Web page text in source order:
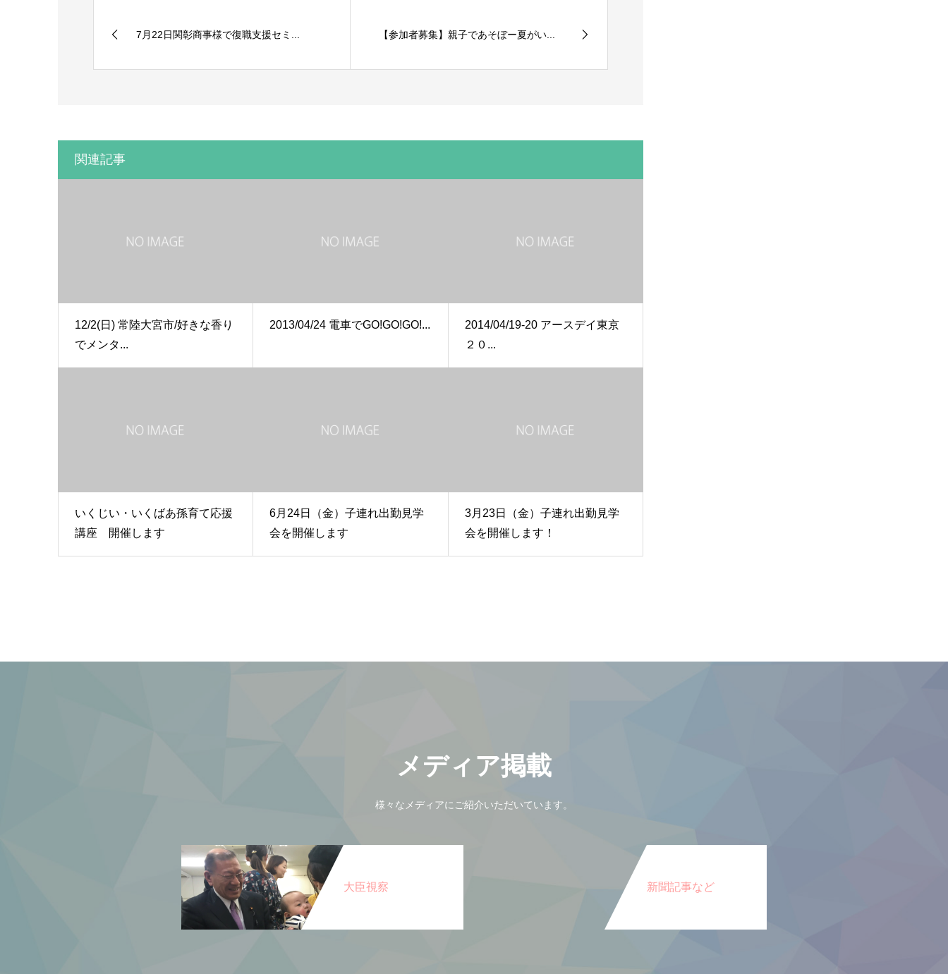
7月22日関彰商事様で復職支援セミ... 【参加者募集】親子であそぼー夏がい...
関連記事
12/2(日) 常陸大宮市/好きな香り
でメンタ...
2013/04/24 電車でGO!GO!GO!...
2014/04/19-20 アースデイ東京
２０...
いくじい・いくばあ孫育て応援
講座 開催します
6月24日（金）子連れ出勤見学
会を開催します
3月23日（金）子連れ出勤見学
会を開催します！
メディア掲載
様々なメディアにご紹介いただいています。
大臣視察 新聞記事など